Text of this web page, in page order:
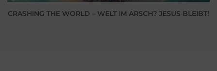
THE WORLD – WELT IM ARSCH? JESUS BLEIBT!